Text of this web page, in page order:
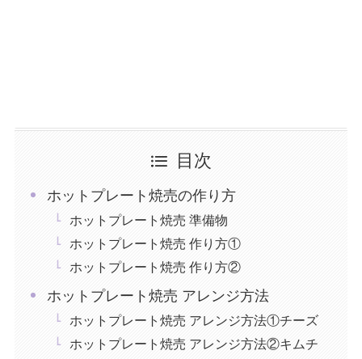
目次
ホットプレート焼売の作り方
ホットプレート焼売 準備物
ホットプレート焼売 作り方①
ホットプレート焼売 作り方②
ホットプレート焼売 アレンジ方法
ホットプレート焼売 アレンジ方法①チーズ
ホットプレート焼売 アレンジ方法②キムチ